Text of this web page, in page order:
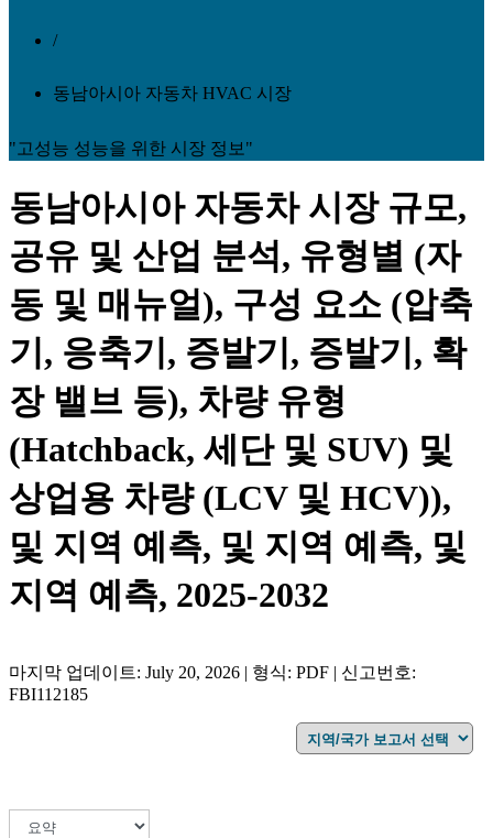
/
동남아시아 자동차 HVAC 시장
"고성능 성능을 위한 시장 정보"
동남아시아 자동차 시장 규모,
공유 및 산업 분석, 유형별 (자
동 및 매뉴얼), 구성 요소 (압축
기, 응축기, 증발기, 증발기, 확
장 밸브 등), 차량 유형
(Hatchback, 세단 및 SUV) 및
상업용 차량 (LCV 및 HCV)),
및 지역 예측, 및 지역 예측, 및
지역 예측, 2025-2032
마지막 업데이트: July 20, 2026 | 형식: PDF | 신고번호:
FBI112185